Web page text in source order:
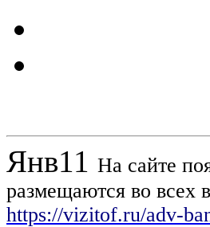
Янв11 На сайте
размещаются во всех
https://vizitof.ru/adv-